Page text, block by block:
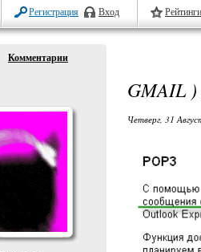
Регистрация Вход Рейтинги
Комментарии
GMAIL
Четверг, 31